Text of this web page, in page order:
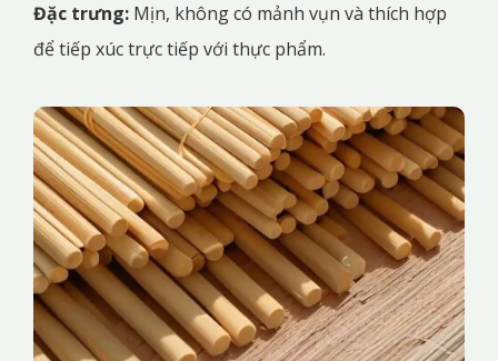
Đặc trưng: Mịn, không có mảnh vụn và thích hợp
để tiếp xúc trực tiếp với thực phẩm.